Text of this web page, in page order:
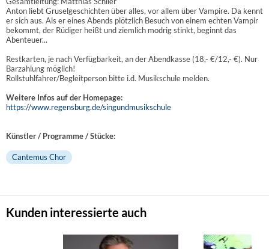
Anton liebt Gruselgeschichten über alles, vor allem über Vampire. Da kennt
er sich aus. Als er eines Abends plötzlich Besuch von einem echten Vampir
bekommt, der Rüdiger heißt und ziemlich modrig stinkt, beginnt das
Abenteuer...
Restkarten, je nach Verfügbarkeit, an der Abendkasse (18,- €/12,- €). Nur
Barzahlung möglich!
Rollstuhlfahrer/Begleitperson bitte i.d. Musikschule melden.
Weitere Infos auf der Homepage:
https://www.regensburg.de/singundmusikschule
Künstler / Programme / Stücke:
Cantemus Chor
Kunden interessierte auch